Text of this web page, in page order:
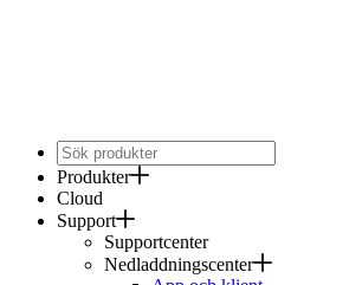
Produkter
Cloud
Support
Supportcenter
Nedladdningscenter